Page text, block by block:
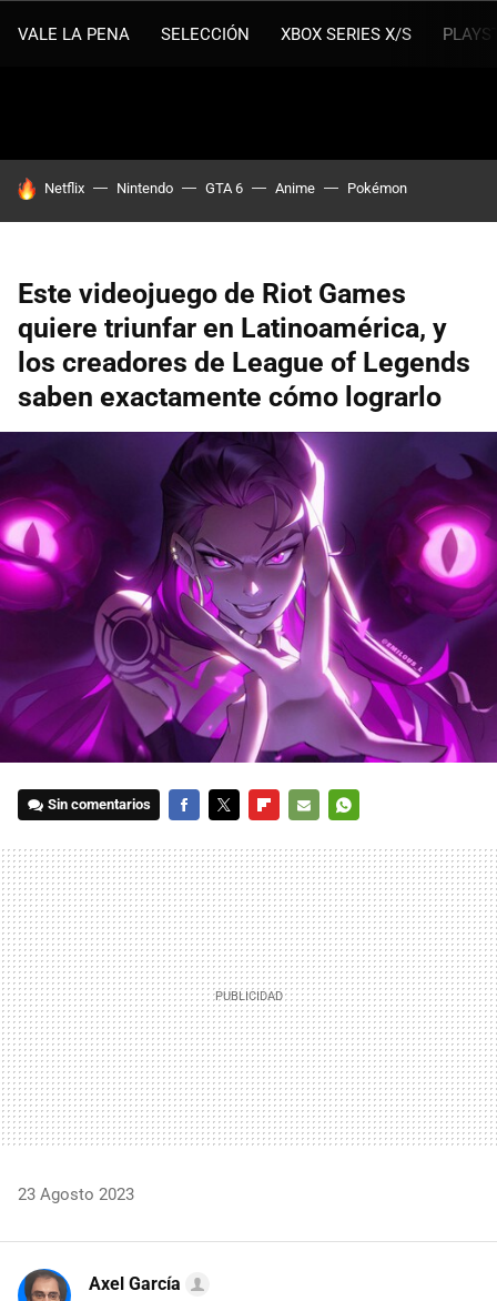
VALE LA PENA SELECCIÓN XBOX SERIES X/S
HOY SE HABLA DE
Netflix Nintendo GTA 6 Anime Pokémon
Este videojuego de Riot Games
quiere triunfar en Latinoamérica, y
los creadores de League of Legends
saben exactamente cómo lograrlo
Sin comentarios
MAIL
23 Agosto 2023
Axel García